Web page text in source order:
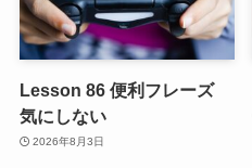
Lesson 86 便利フレーズ
気にしない
2026年8月3日